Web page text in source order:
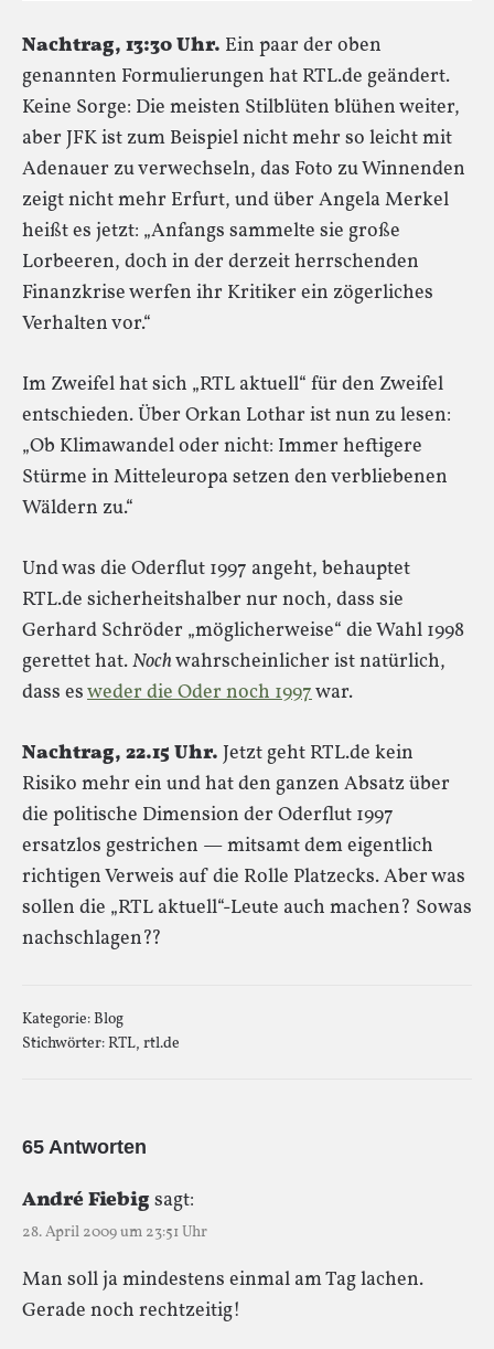
Nachtrag, 13:30 Uhr. Ein paar der oben
genannten Formulierungen hat RTL.de geändert.
Keine Sorge: Die meisten Stilblüten blühen weiter,
aber JFK ist zum Beispiel nicht mehr so leicht mit
Adenauer zu verwechseln, das Foto zu Winnenden
zeigt nicht mehr Erfurt, und über Angela Merkel
heißt es jetzt: „Anfangs sammelte sie große
Lorbeeren, doch in der derzeit herrschenden
Finanzkrise werfen ihr Kritiker ein zögerliches
Verhalten vor.“
Im Zweifel hat sich „RTL aktuell“ für den Zweifel
entschieden. Über Orkan Lothar ist nun zu lesen:
„Ob Klimawandel oder nicht: Immer heftigere
Stürme in Mitteleuropa setzen den verbliebenen
Wäldern zu.“
Und was die Oderflut 1997 angeht, behauptet
RTL.de sicherheitshalber nur noch, dass sie
Gerhard Schröder „möglicherweise“ die Wahl 1998
gerettet hat.Nochwahrscheinlicher ist natürlich,
dass esweder die Oder noch 1997war.
Nachtrag, 22.15 Uhr. Jetzt geht RTL.de kein
Risiko mehr ein und hat den ganzen Absatz über
die politische Dimension der Oderflut 1997
ersatzlos gestrichen — mitsamt dem eigentlich
richtigen Verweis auf die Rolle Platzecks. Aber was
sollen die „RTL aktuell“-Leute auch machen? Sowas
nachschlagen??
Kategorie:Blog
Stichwörter: RTL, rtl.de
65 Antworten
André Fiebigsagt:
28. April 2009 um 23:51 Uhr
Man soll ja mindestens einmal am Tag lachen.
Gerade noch rechtzeitig!